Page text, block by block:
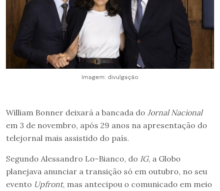
Imagem: divulgação
William Bonner deixará a bancada do Jornal Nacional
em 3 de novembro, após 29 anos na apresentação do
telejornal mais assistido do país.
Segundo Alessandro Lo-Bianco, do IG, a Globo
planejava anunciar a transição só em outubro, no seu
evento Upfront, mas antecipou o comunicado em meio